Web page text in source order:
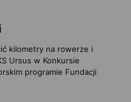
kilometry na rowerze i
Ursus w Konkursie
programie Fundacji